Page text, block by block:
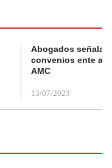
Abogados
convenios ente
AMC
13/07/2023